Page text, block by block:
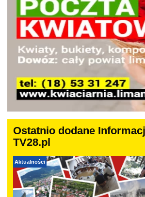
Ostatnio dodane
TV28.pl
Aktualności